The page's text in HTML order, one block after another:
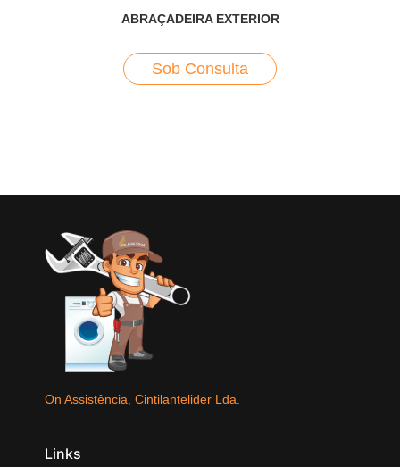
ABRAÇADEIRA EXTERIOR
Sob Consulta
On Assistência, Cintilantelider Lda.
Links